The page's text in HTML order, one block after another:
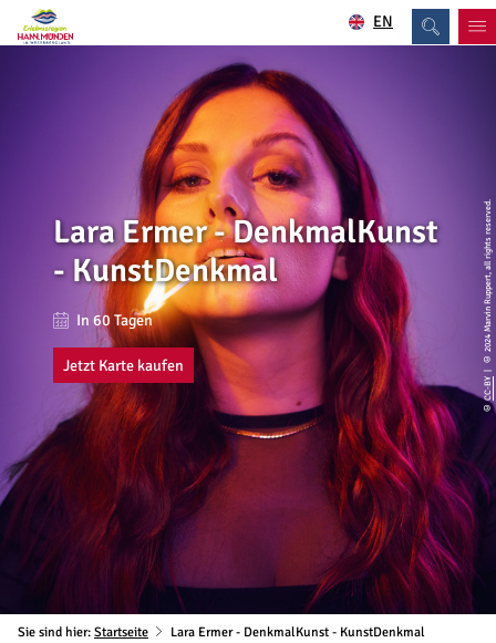
EN
©
CC-BY
| © 2024 Marvin Ruppert, all rights reserved.
Lara Ermer - DenkmalKunst
- KunstDenkmal
In 60 Tagen
Jetzt Karte kaufen
Sie sind hier: Startseite Lara Ermer - DenkmalKunst - KunstDenkmal